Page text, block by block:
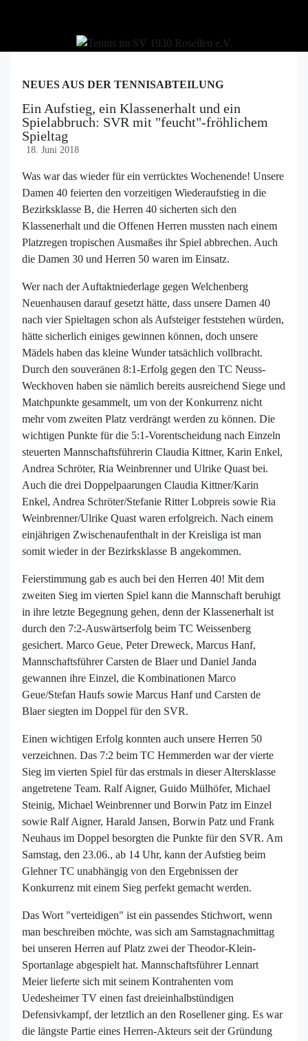
NEUES AUS DER TENNISABTEILUNG
Ein Aufstieg, ein Klassenerhalt und ein
Spielabbruch: SVR mit "feucht"-fröhlichem
Spieltag
18. Juni 2018
Was war das wieder für ein verrücktes Wochenende! Unsere
Damen 40 feierten den vorzeitigen Wiederaufstieg in die
Bezirksklasse B, die Herren 40 sicherten sich den
Klassenerhalt und die Offenen Herren mussten nach einem
Platzregen tropischen Ausmaßes ihr Spiel abbrechen. Auch
die Damen 30 und Herren 50 waren im Einsatz.
Wer nach der Auftaktniederlage gegen Welchenberg
Neuenhausen darauf gesetzt hätte, dass unsere Damen 40
nach vier Spieltagen schon als Aufsteiger feststehen würden,
hätte sicherlich einiges gewinnen können, doch unsere
Mädels haben das kleine Wunder tatsächlich vollbracht.
Durch den souveränen 8:1-Erfolg gegen den TC Neuss-
Weckhoven haben sie nämlich bereits ausreichend Siege und
Matchpunkte gesammelt, um von der Konkurrenz nicht
mehr vom zweiten Platz verdrängt werden zu können. Die
wichtigen Punkte für die 5:1-Vorentscheidung nach Einzeln
steuerten Mannschaftsführerin Claudia Kittner, Karin Enkel,
Andrea Schröter, Ria Weinbrenner und Ulrike Quast bei.
Auch die drei Doppelpaarungen Claudia Kittner/Karin
Enkel, Andrea Schröter/Stefanie Ritter Lobpreis sowie Ria
Weinbrenner/Ulrike Quast waren erfolgreich. Nach einem
einjährigen Zwischenaufenthalt in der Kreisliga ist man
somit wieder in der Bezirksklasse B angekommen.
Feierstimmung gab es auch bei den Herren 40! Mit dem
zweiten Sieg im vierten Spiel kann die Mannschaft beruhigt
in ihre letzte Begegnung gehen, denn der Klassenerhalt ist
durch den 7:2-Auswärtserfolg beim TC Weissenberg
gesichert. Marco Geue, Peter Dreweck, Marcus Hanf,
Mannschaftsführer Carsten de Blaer und Daniel Janda
gewannen ihre Einzel, die Kombinationen Marco
Geue/Stefan Haufs sowie Marcus Hanf und Carsten de
Blaer siegten im Doppel für den SVR.
Einen wichtigen Erfolg konnten auch unsere Herren 50
verzeichnen. Das 7:2 beim TC Hemmerden war der vierte
Sieg im vierten Spiel für das erstmals in dieser Altersklasse
angetretene Team. Ralf Aigner, Guido Mülhöfer, Michael
Steinig, Michael Weinbrenner und Borwin Patz im Einzel
sowie Ralf Aigner, Harald Jansen, Borwin Patz und Frank
Neuhaus im Doppel besorgten die Punkte für den SVR. Am
Samstag, den 23.06., ab 14 Uhr, kann der Aufstieg beim
Glehner TC unabhängig von den Ergebnissen der
Konkurrenz mit einem Sieg perfekt gemacht werden.
Das Wort "verteidigen" ist ein passendes Stichwort, wenn
man beschreiben möchte, was sich am Samstagnachmittag
bei unseren Herren auf Platz zwei der Theodor-Klein-
Sportanlage abgespielt hat. Mannschaftsführer Lennart
Meier lieferte sich mit seinem Kontrahenten vom
Uedesheimer TV einen fast dreieinhalbstündigen
Defensivkampf, der letztlich an den Rosellener ging. Es war
die längste Partie eines Herren-Akteurs seit der Gründung